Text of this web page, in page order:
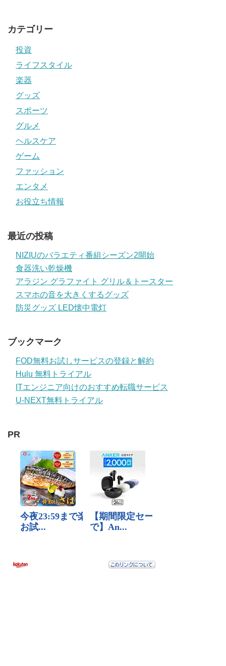
カテゴリー
投資
ライフスタイル
楽器
グッズ
スポーツ
グルメ
ヘルスケア
ゲーム
ファッション
エンタメ
お役立ち情報
最近の投稿
NIZIUのバラエティ番組シーズン2開始
食器洗い乾燥機
アラジン グラファイト グリル＆トースター
スマホの音を大きくするグッズ
防災グッズ LED懐中電灯
ブックマーク
FOD無料お試しサービスの登録と解約
Hulu 無料トライアル
ITエンジニア向けのおすすめ転職サービス
U-NEXT無料トライアル
PR